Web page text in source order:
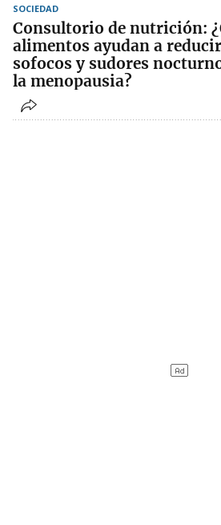
SOCIEDAD
Consultorio de nutrición:
alimentos ayudan a
sofocos y sudores
la menopausia?